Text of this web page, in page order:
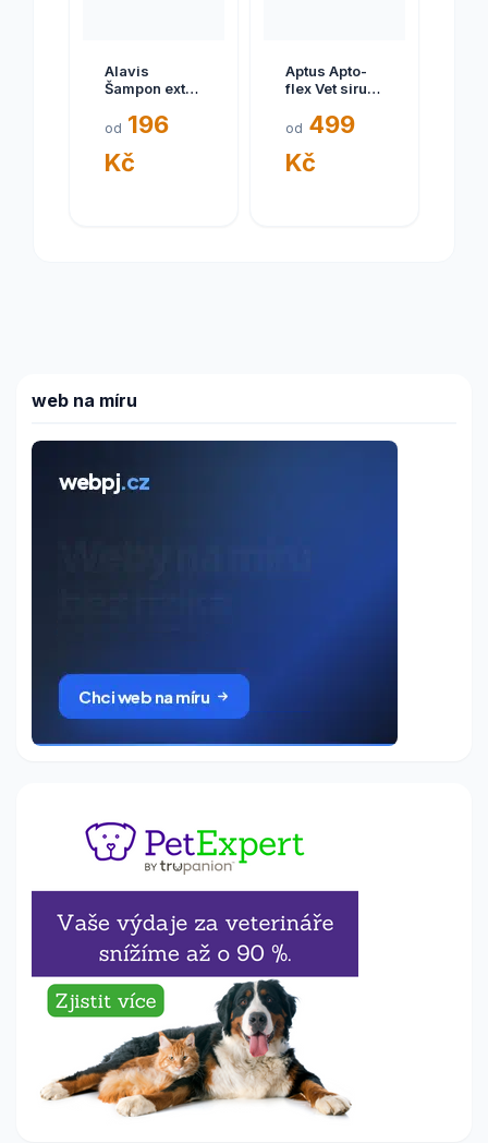
Alavis
Šampon extra
od 196
Kč
Aptus Apto-
flex Vet sirup
od 499
Kč
web na míru